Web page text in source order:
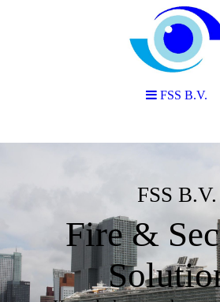
FSS B.V.
Fire &
FSS B.V.